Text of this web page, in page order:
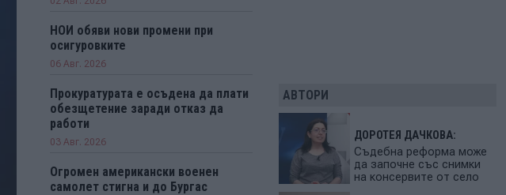
НОИ обяви нови промени при
осигуровките
06 Авг. 2026
Прокуратурата е осъдена да плати
обезщетение заради отказ да
работи
03 Авг. 2026
Огромен американски военен
самолет стигна и до Бургас
АВТОРИ
ДОРОТЕЯ ДАЧКОВА:
Съдебна реформа може
да започне със снимки
на консервите от село